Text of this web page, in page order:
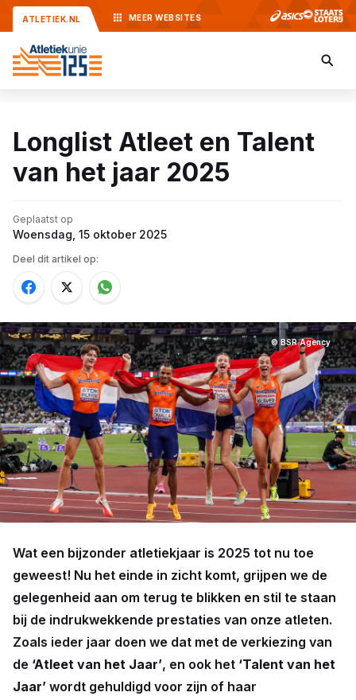
ATLETIEK.NL MEER WEBSITES
Longlist Atleet en Talent
van het jaar 2025
Geplaatst op
Woensdag, 15 oktober 2025
Deel dit artikel op:
© BSR Agency
Wat een bijzonder atletiekjaar is 2025 tot nu toe
geweest! Nu het einde in zicht komt, grijpen we de
gelegenheid aan om terug te blikken en stil te staan
bij de indrukwekkende prestaties van onze atleten.
Zoals ieder jaar doen we dat met de verkiezing van
de ‘Atleet van het Jaar’, en ook het ‘Talent van het
Jaar’ wordt gehuldigd voor zijn of haar